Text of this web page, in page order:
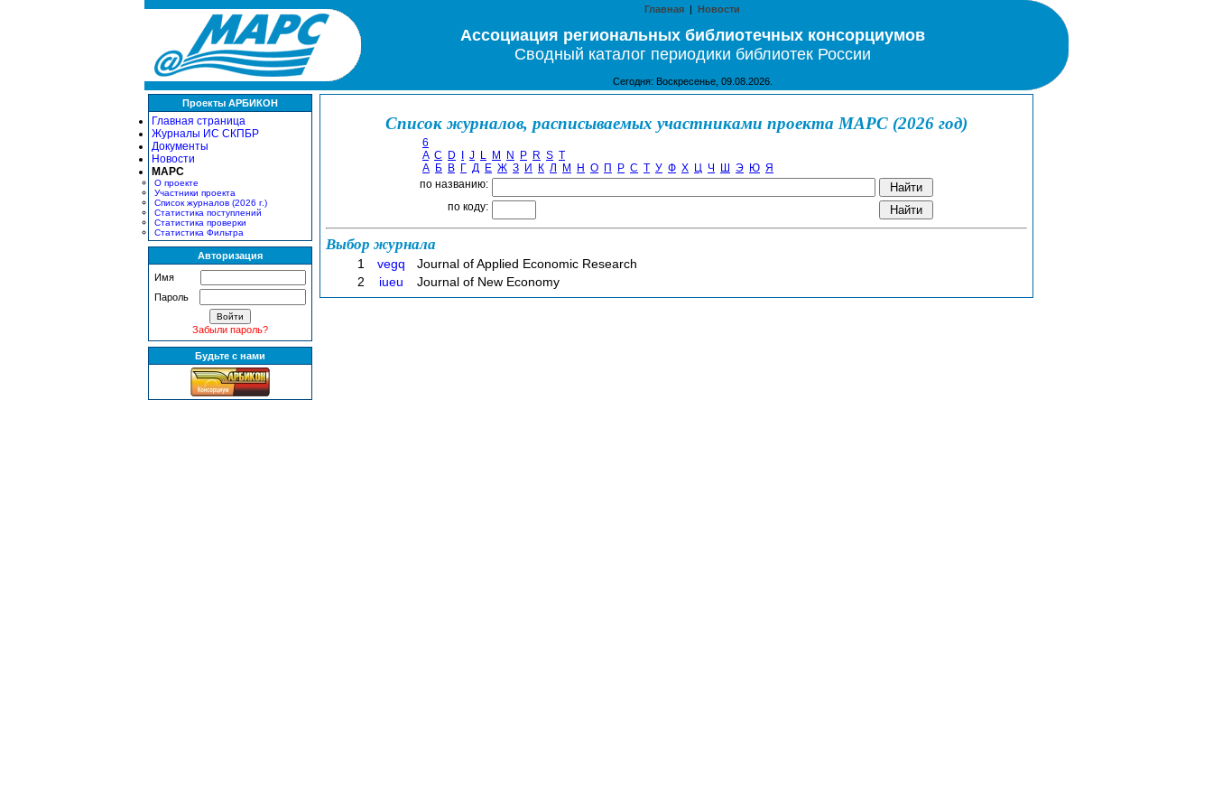
Главная | Новости
Ассоциация региональных библиотечных консорциумов
Сводный каталог периодики библиотек России
Сегодня: Воскресенье, 09.08.2026.
Проекты АРБИКОН
Главная страница
Журналы ИС СКПБР
Документы
Новости
МАРС
О проекте
Участники проекта
Список журналов (2026 г.)
Статистика поступлений
Статистика проверки
Статистика Фильтра
Авторизация
Имя
Пароль
Забыли пароль?
Будьте с нами
Список журналов, расписываемых участниками проекта МАРС (2026 год)
6
A C D J L M N P R S T
А Б В Г Д Е Ж З И К Л М Н О П Р С Т У Ф Х Ц Ч Ш Э Ю Я
по названию:
по коду:
Выбор журнала
1 vegq
Journal of Applied Economic Research
2
iueu Journal of New Economy